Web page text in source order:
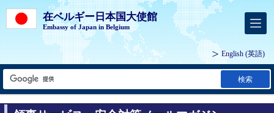
在ベルギー日本国大使館
Embassy of Japan in Belgium
English (英語)
検索